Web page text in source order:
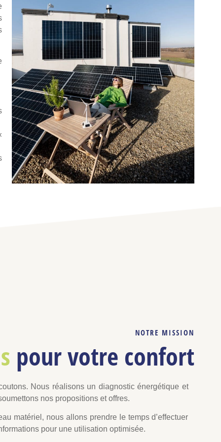
NOTRE MISSION
pour votre confort
Nous réalisons un diagnostic énergétique et
nos propositions et offres.
matériel, nous allons prendre le temps d’effectuer
pour une utilisation optimisée.